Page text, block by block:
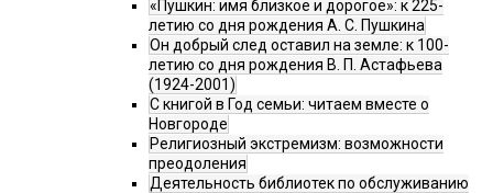
«Пушкин: имя близкое и дорогое»: к 225-
летию со дня рождения А. С. Пушкина
Он добрый след оставил на земле: к 100-
летию со дня рождения В. П. Астафьева
(1924-2001)
С книгой в Год семьи: читаем вместе о
Новгороде
Религиозный экстремизм: возможности
преодоления
Деятельность библиотек по обслуживанию